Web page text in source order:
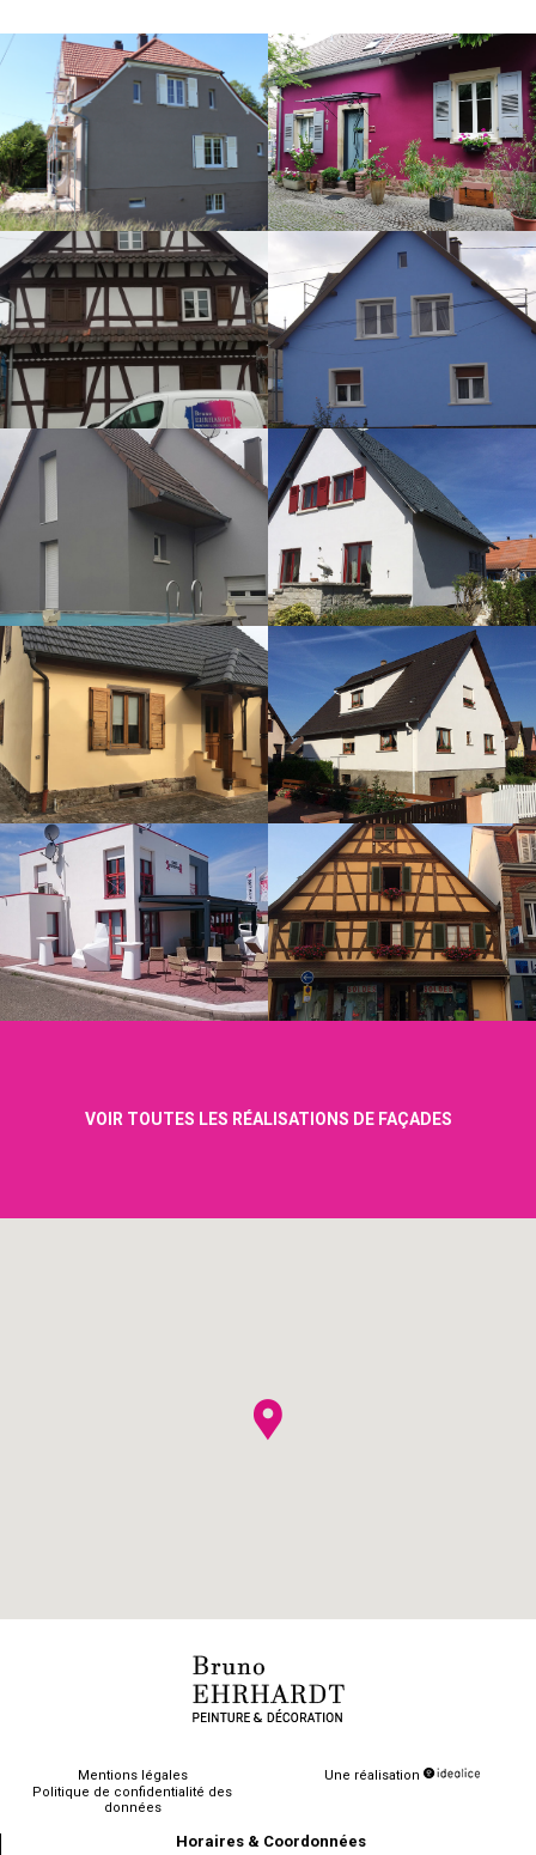
VOIR TOUTES LES RÉALISATIONS DE FAÇADES
Mentions légales
Politique de confidentialité des
données
Une réalisation
Horaires & Coordonnées